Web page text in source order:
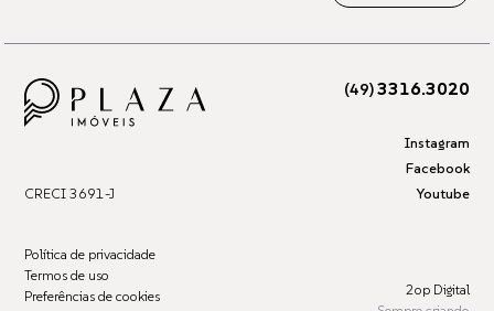
CRECI 3691-J
(49)3316.3020
Instagram
Facebook
Youtube
Política de privacidade
Termos de uso
Preferências de cookies
2op Digital